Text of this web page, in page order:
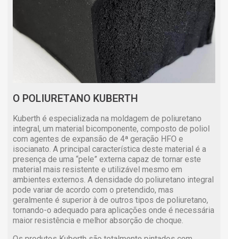
O POLIURETANO KUBERTH
Kuberth é especializada na moldagem de poliuretano
integral, um material bicomponente, composto de poliol
com agentes de expansão de 4ª geração HFO e
isocianato. A principal característica deste material é a
presença de uma “pele” externa capaz de tornar este
material mais resistente e utilizável mesmo em
ambientes externos. A densidade do poliuretano integral
pode variar de acordo com o pretendido, mas
geralmente é superior à de outros tipos de poliuretano,
tornando-o adequado para aplicações onde é necessária
maior resistência e melhor absorção de choque.